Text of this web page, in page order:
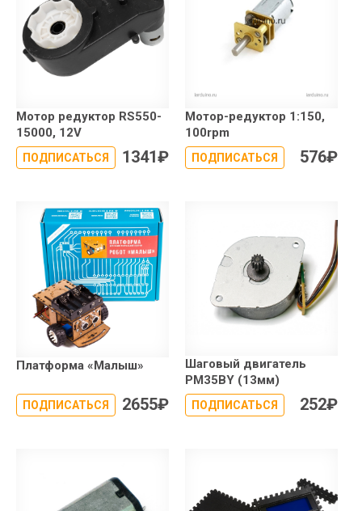
Мотор редуктор RS550-
15000, 12V
ПОДПИСАТЬСЯ 1341₽
Мотор-редуктор 1:150,
100rpm
ПОДПИСАТЬСЯ 576₽
Платформа «Малыш»
ПОДПИСАТЬСЯ 2655₽
Шаговый двигатель
PM35BY (13мм)
ПОДПИСАТЬСЯ 252₽